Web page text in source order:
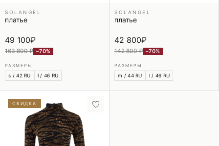
SOLANGEL
платье
49 100₽
163 800 ₽ −70%
РАЗМЕРЫ
s / 42 RU l / 46 RU
SOLANGEL
платье
42 800₽
142 800 ₽ −70%
РАЗМЕРЫ
m / 44 RU l / 46 RU
СКИДКА